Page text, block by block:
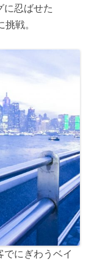
に忍ばせた
戦。
にぎわうベイ